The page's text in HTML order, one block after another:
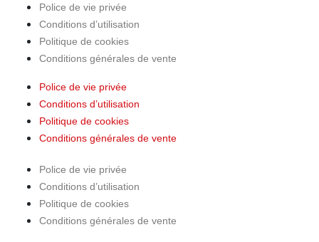
Police de vie privée
Conditions d’utilisation
Politique de cookies
Conditions générales de vente
Police de vie privée
Conditions d’utilisation
Politique de cookies
Conditions générales de vente
Police de vie privée
Conditions d’utilisation
Politique de cookies
Conditions générales de vente